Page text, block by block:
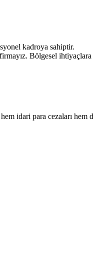
kadroya sahiptir.
Bölgesel
idari para cezaları hem